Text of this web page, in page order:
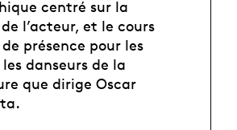
centré sur la
l’acteur, et le cours
présence pour les
danseurs de la
que dirige Oscar